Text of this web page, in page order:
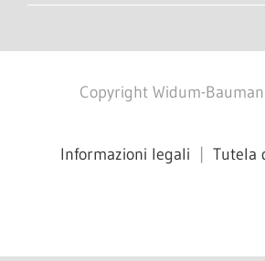
Copyright Widum-
Informazioni legali Tutela